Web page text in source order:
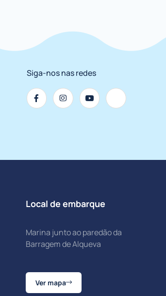
Siga-nos nas redes
Local de embarque
Marina junto ao paredão da
Barragem de Alqueva
Ver mapa